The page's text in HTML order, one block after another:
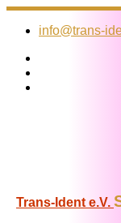
Zum
Inhalt
info@trans-
Trans-Ident e.V.